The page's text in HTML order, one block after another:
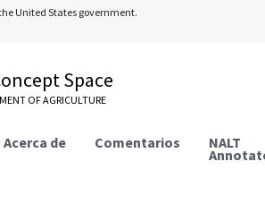
United States government.
Space
OF AGRICULTURE
Acerca de Comentarios NALT